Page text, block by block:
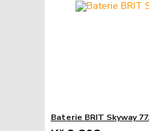
Baterie BRIT Skyway